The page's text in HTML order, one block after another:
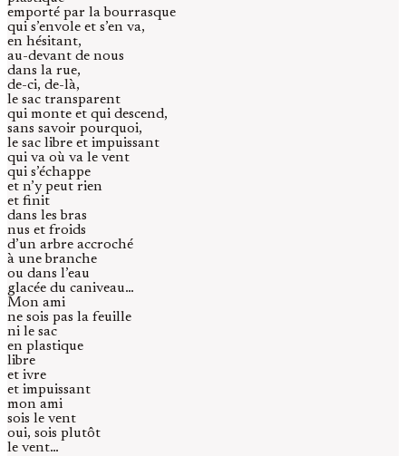
emporté par la bourrasque
qui s’envole et s’en va,
en hésitant,
au-devant de nous
dans la rue,
de-ci, de-là,
le sac transparent
qui monte et qui descend,
sans savoir pourquoi,
le sac libre et impuissant
qui va où va le vent
qui s’échappe
et n’y peut rien
et finit
dans les bras
nus et froids
d’un arbre accroché
à une branche
ou dans l’eau
glacée du caniveau…
Mon ami
ne sois pas la feuille
ni le sac
en plastique
libre
et ivre
et impuissant
mon ami
sois le vent
oui, sois plutôt
le vent…